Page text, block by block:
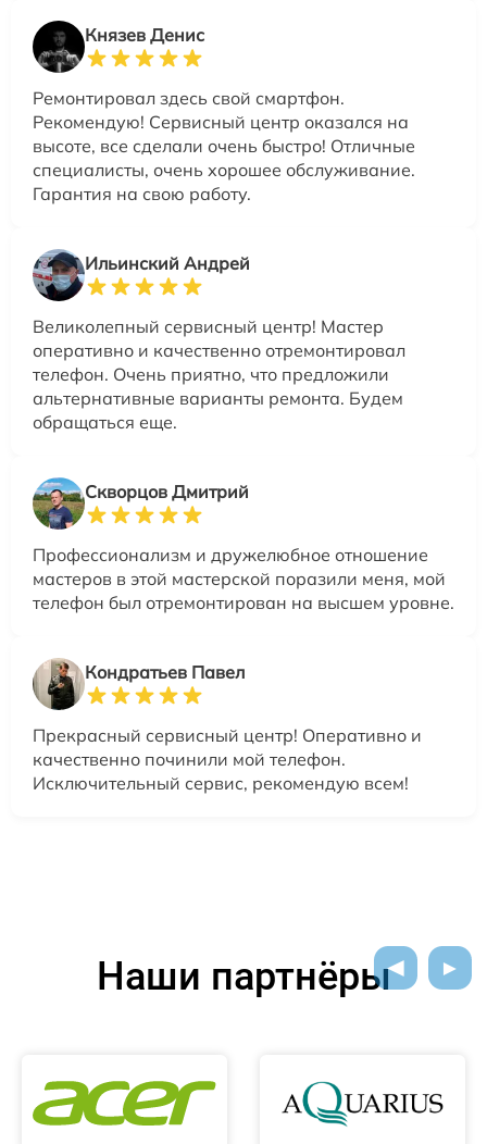
Князев Денис
Ремонтировал здесь свой смартфон.
Рекомендую! Сервисный центр оказался на
высоте, все сделали очень быстро! Отличные
специалисты, очень хорошее обслуживание.
Гарантия на свою работу.
Ильинский Андрей
Великолепный сервисный центр! Мастер
оперативно и качественно отремонтировал
телефон. Очень приятно, что предложили
альтернативные варианты ремонта. Будем
обращаться еще.
Скворцов Дмитрий
Профессионализм и дружелюбное отношение
мастеров в этой мастерской поразили меня, мой
телефон был отремонтирован на высшем уровне.
Кондратьев Павел
Прекрасный сервисный центр! Оперативно и
качественно починили мой телефон.
Исключительный сервис, рекомендую всем!
Наши партнёры